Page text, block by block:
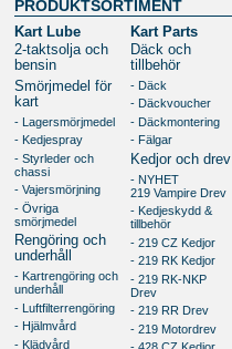
PRODUKTSORTIMENT
Kart Lube
2-taktsolja och
bensin
Smörjmedel för
kart
- Lagersmörjmedel
- Kedjespray
- Styrleder och
chassi
- Vajersmörjning
- Övriga
smörjmedel
Rengöring och
underhåll
- Kartrengöring och
underhåll
- Luftfilterrengöring
- Hjälmvård
- Klädvård
Kart Parts
Däck och
tillbehör
- Däck
- Däckvoucher
- Däckmontering
- Fälgar
Kedjor och drev
- NYHET
219 Vampire Drev
- Kedjeskydd &
tillbehör
- 219 CZ Kedjor
- 219 RK Kedjor
- 219 RK-NKP
Drev
- 219 RR Drev
- 219 Motordrev